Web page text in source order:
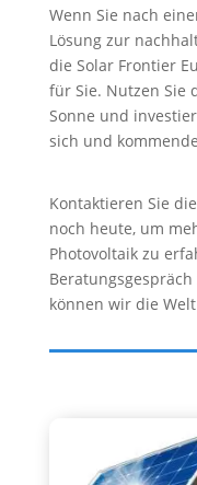
Wenn Sie nach
Lösung zur
die Solar Frontier
für Sie. Nutzen Sie
Sonne und
sich und
Kontaktieren Sie
noch heute, um
Photovoltaik zu
können wir die